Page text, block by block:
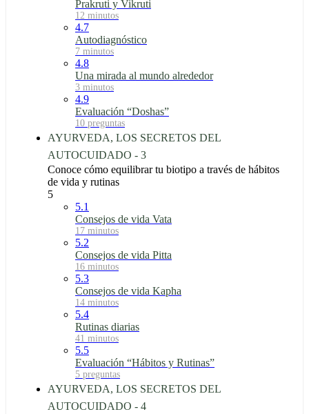
Prakruti y Vikruti
12 minutos
4.7
Autodiagnóstico
7 minutos
4.8
Una mirada al mundo alrededor
3 minutos
4.9
Evaluación “Doshas”
10 preguntas
AYURVEDA, LOS SECRETOS DEL
AUTOCUIDADO - 3
Conoce cómo equilibrar tu biotipo a través de hábitos
de vida y rutinas
5
5.1
Consejos de vida Vata
17 minutos
5.2
Consejos de vida Pitta
16 minutos
5.3
Consejos de vida Kapha
14 minutos
5.4
Rutinas diarias
41 minutos
5.5
Evaluación “Hábitos y Rutinas”
5 preguntas
AYURVEDA, LOS SECRETOS DEL
AUTOCUIDADO - 4